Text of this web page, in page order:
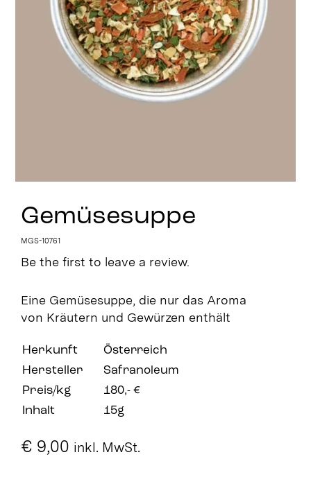
Stay in Touch
Gemüsesuppe
MGS-10761
Be the first to leave a review.
Eine Gemüsesuppe, die nur das Aroma
von Kräutern und Gewürzen enthält
Herkunft
Österreich
Hersteller
Safranoleum
Preis/kg
180,- €
Inhalt
15g
€ 9,00 inkl. MwSt.